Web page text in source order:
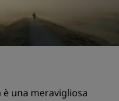
una meravigliosa